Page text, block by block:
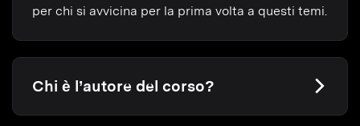
per chi si avvicina per la prima volta a questi temi.
Chi è l’autore del corso?